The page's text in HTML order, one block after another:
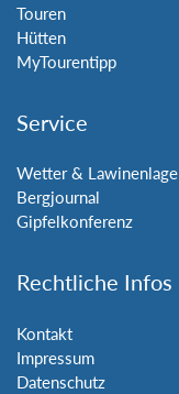
Touren
Hütten
MyTourentipp
Service
Wetter & Lawinenlage
Bergjournal
Gipfelkonferenz
Rechtliche Infos
Kontakt
Impressum
Datenschutz